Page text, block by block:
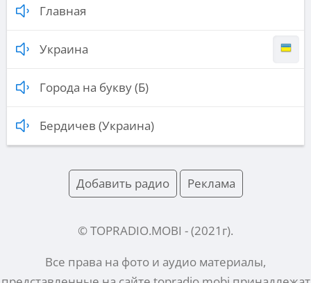
Главная
Украина
Города на букву (Б)
Бердичев (Украина)
Добавить радио Реклама
© TOPRADIO.MOBI - (2021 г).
Все права на фото и аудио материалы,